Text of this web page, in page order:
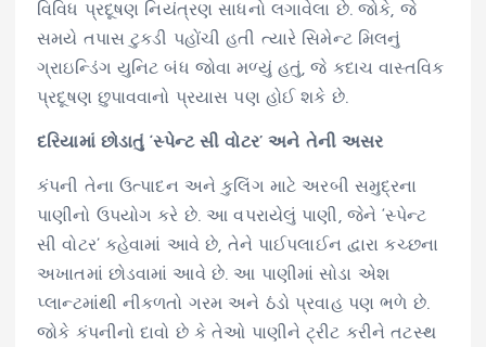
વિવિધ પ્રદૂષણ નિયંત્રણ સાધનો લગાવેલા છે. જોકે, જે
સમયે તપાસ ટુકડી પહોંચી હતી ત્યારે સિમેન્ટ મિલનું
ગ્રાઇન્ડિંગ યુનિટ બંધ જોવા મળ્યું હતું, જે કદાચ વાસ્તવિક
પ્રદૂષણ છુપાવવાનો પ્રયાસ પણ હોઈ શકે છે.
દરિયામાં છોડાતું ‘સ્પેન્ટ સી વોટર’ અને તેની અસર
કંપની તેના ઉત્પાદન અને કુલિંગ માટે અરબી સમુદ્રના
પાણીનો ઉપયોગ કરે છે. આ વપરાયેલું પાણી, જેને ‘સ્પેન્ટ
સી વોટર’ કહેવામાં આવે છે, તેને પાઈપલાઈન દ્વારા કચ્છના
અખાતમાં છોડવામાં આવે છે. આ પાણીમાં સોડા એશ
પ્લાન્ટમાંથી નીકળતો ગરમ અને ઠંડો પ્રવાહ પણ ભળે છે.
જોકે કંપનીનો દાવો છે કે તેઓ પાણીને ટ્રીટ કરીને તટસ્થ